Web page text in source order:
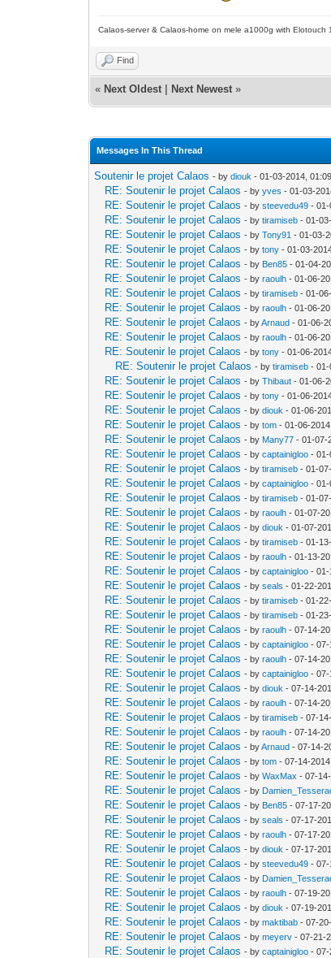
Calaos-server & Calaos-home on mele a1000g with
Find
« Next Oldest Next Newest »
Messages In This Thread
Soutenir le projet Calaos - bydiouk - 01-03-2014,
RE: Soutenir le projet Calaos - byyves - 01-03-
RE: Soutenir le projet Calaos - bysteevedu49 - 01-
RE: Soutenir le projet Calaos - bytiramiseb - 01-
RE: Soutenir le projet Calaos - byTony91 - 01-03-
RE: Soutenir le projet Calaos - bytony - 01-03-
RE: Soutenir le projet Calaos - by Ben85 - 01-04-
RE: Soutenir le projet Calaos - byraoulh - 01-06-
RE: Soutenir le projet Calaos - bytiramiseb - 01-
RE: Soutenir le projet Calaos - byraoulh - 01-06-
RE: Soutenir le projet Calaos - byArnaud - 01-06-
RE: Soutenir le projet Calaos - byraoulh - 01-06-
RE: Soutenir le projet Calaos - bytony - 01-06-
RE: Soutenir le projet Calaos - bytiramiseb - 01-
RE: Soutenir le projet Calaos - byThibaut - 01-06-
RE: Soutenir le projet Calaos - bytony - 01-06-
RE: Soutenir le projet Calaos - bydiouk - 01-06-
RE: Soutenir le projet Calaos - bytom - 01-06-
RE: Soutenir le projet Calaos - by Many77 - 01-07-
RE: Soutenir le projet Calaos - bycaptainigloo - 01-
RE: Soutenir le projet Calaos - bytiramiseb - 01-
RE: Soutenir le projet Calaos - bycaptainigloo - 01-
RE: Soutenir le projet Calaos - bytiramiseb - 01-
RE: Soutenir le projet Calaos - byraoulh - 01-07-
RE: Soutenir le projet Calaos - bydiouk - 01-07-
RE: Soutenir le projet Calaos - bytiramiseb - 01-
RE: Soutenir le projet Calaos - byraoulh - 01-13-
RE: Soutenir le projet Calaos - bycaptainigloo - 01-
RE: Soutenir le projet Calaos - byseals - 01-22-
RE: Soutenir le projet Calaos - bytiramiseb - 01-
RE: Soutenir le projet Calaos - bytiramiseb - 01-
RE: Soutenir le projet Calaos - byraoulh - 07-14-
RE: Soutenir le projet Calaos - bycaptainigloo - 07-
RE: Soutenir le projet Calaos - byraoulh - 07-14-
RE: Soutenir le projet Calaos - bycaptainigloo - 07-
RE: Soutenir le projet Calaos - bydiouk - 07-14-
RE: Soutenir le projet Calaos - byraoulh - 07-14-
RE: Soutenir le projet Calaos - bytiramiseb - 07-
RE: Soutenir le projet Calaos - byraoulh - 07-14-
RE: Soutenir le projet Calaos - byArnaud - 07-14-
RE: Soutenir le projet Calaos - bytom - 07-14-
RE: Soutenir le projet Calaos - byWaxMax - 07-
RE: Soutenir le projet Calaos - by
RE: Soutenir le projet Calaos - by Ben85 - 07-17-
RE: Soutenir le projet Calaos - byseals - 07-17-
RE: Soutenir le projet Calaos - byraoulh - 07-17-
RE: Soutenir le projet Calaos - bydiouk - 07-17-
RE: Soutenir le projet Calaos - bysteevedu49 - 07-
RE: Soutenir le projet Calaos - by
RE: Soutenir le projet Calaos - byraoulh - 07-19-
RE: Soutenir le projet Calaos - bydiouk - 07-19-
RE: Soutenir le projet Calaos - bymaktibab - 07-
RE: Soutenir le projet Calaos - bymeyerv - 07-21-
RE: Soutenir le projet Calaos - bycaptainigloo - 07-